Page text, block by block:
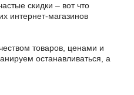
скидки – вот что
интернет-магазинов
товаров, ценами и
останавливаться, а